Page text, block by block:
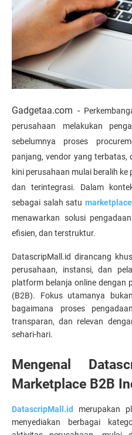
Gadgetaa.com -
perusahaan melakukan
sebelumnya proses
panjang, vendor yang terbatas,
kini perusahaan mulai beralih
dan terintegrasi. Dalam
sebagai salah satu
menawarkan solusi
efisien, dan terstruktur.
DatascripMall.id dirancang
perusahaan, instansi, dan
platform belanja online dengan
(B2B). Fokus utamanya
bagaimana proses
transparan, dan relevan
sehari-hari.
Mengenal
Marketplace B2B
DatascripMall.id
merupakan
menyediakan berbagai